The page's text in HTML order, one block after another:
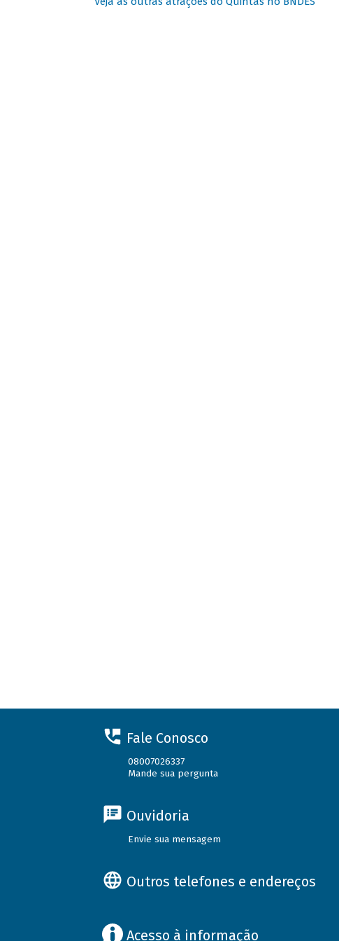
Fale Conosco
08007026337
Mande sua pergunta
Ouvidoria
Envie sua mensagem
Outros telefones e endereços
Acesso à informação